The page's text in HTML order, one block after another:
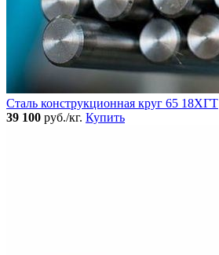
Сталь конструкционная круг 65 18ХГТ
39 100 руб./кг. Купить